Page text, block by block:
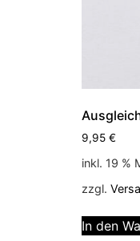
9,95 €
inkl. 19 %
zzgl.
In den